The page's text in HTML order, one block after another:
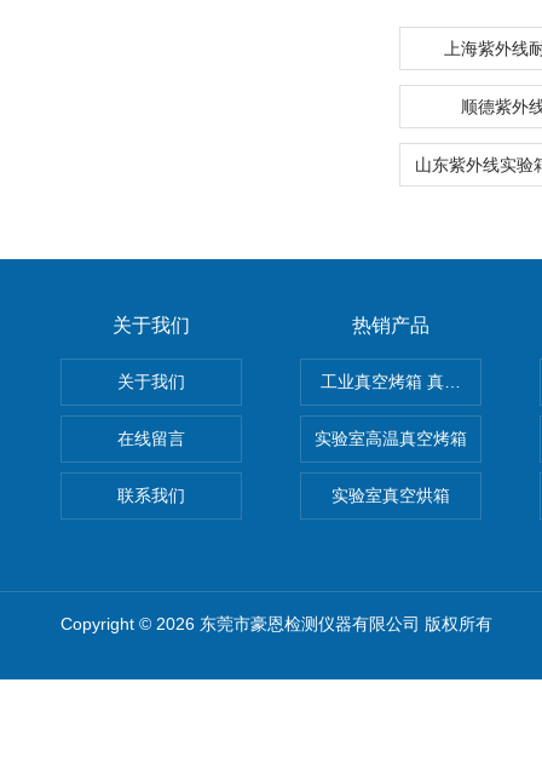
上海紫外线
顺德紫外
关于我们
关于我们
在线留言
联系我们
热销产品
工业真空烤箱 真空烘箱
实验室高温真空烤箱
实验室真空烘箱
Copyright © 2026 东莞市豪恩检测仪器有限公司 版权所有